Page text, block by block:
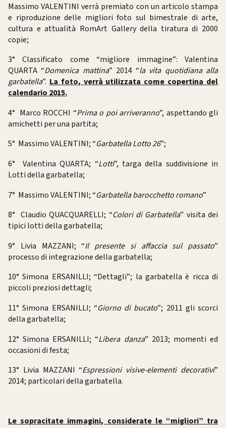
Massimo VALENTINI verrà premiato con un articolo stampa
e riproduzione delle migliori foto sul bimestrale di arte,
cultura e attualità RomArt Gallery della tiratura di 2000
copie;
3° Classificato come “migliore immagine”: Valentina
QUARTA “Domenica mattina” 2014 “la vita quotidiana alla
garbatella”. La foto, verrà utilizzata come copertina del
calendario 2015.
4° Marco ROCCHI “Prima o poi arriveranno”, aspettando gli
amichetti per una partita;
5° Massimo VALENTINI; “Garbatella Lotto 26”;
6° Valentina QUARTA; “Lotti”, targa della suddivisione in
Lotti della garbatella;
7° Massimo VALENTINI; “Garbatella barocchetto romano”
8° Claudio QUACQUARELLI; “Colori di Garbatella” visita dei
tipici lotti della garbatella;
9° Livia MAZZANI; “Il presente si affaccia sul passato”
processo di integrazione della garbatella;
10° Simona ERSANILLI; “Dettagli”; la garbatella è ricca di
piccoli preziosi dettagli;
11° Simona ERSANILLI; “Giorno di bucato”; 2011 gli scorci
della garbatella;
12° Simona ERSANILLI; “Libera danza” 2013; momenti ed
occasioni di festa;
13° Livia MAZZANI “Espressioni visive-elementi decorativi”
2014; particolari della garbatella.
Le sopracitate immagini, considerate le “migliori” tra